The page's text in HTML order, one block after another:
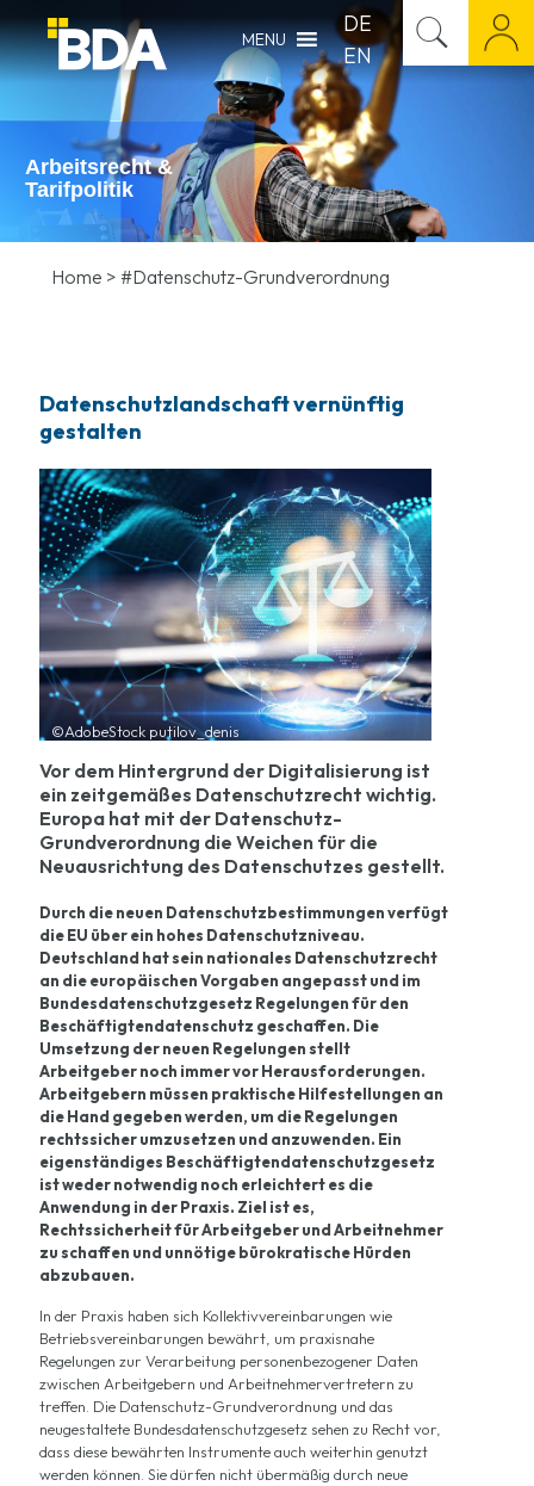
MENU
DE
EN
Arbeitsrecht &
Tarifpolitik
Home > #Datenschutz-Grundverordnung
Datenschutzlandschaft vernünftig
gestalten
©AdobeStock putilov_denis
Vor dem Hintergrund der Digitalisierung ist
ein zeitgemäßes Datenschutzrecht wichtig.
Europa hat mit der Datenschutz-
Grundverordnung die Weichen für die
Neuausrichtung des Datenschutzes gestellt.
Durch die neuen Datenschutzbestimmungen verfügt
die EU über ein hohes Datenschutzniveau.
Deutschland hat sein nationales Datenschutzrecht
an die europäischen Vorgaben angepasst und im
Bundesdatenschutzgesetz Regelungen für den
Beschäftigtendatenschutz geschaffen. Die
Umsetzung der neuen Regelungen stellt
Arbeitgeber noch immer vor Herausforderungen.
Arbeitgebern müssen praktische Hilfestellungen an
die Hand gegeben werden, um die Regelungen
rechtssicher umzusetzen und anzuwenden. Ein
eigenständiges Beschäftigtendatenschutzgesetz
ist weder notwendig noch erleichtert es die
Anwendung in der Praxis. Ziel ist es,
Rechtssicherheit für Arbeitgeber und Arbeitnehmer
zu schaffen und unnötige bürokratische Hürden
abzubauen.
In der Praxis haben sich Kollektivvereinbarungen wie
Betriebsvereinbarungen bewährt, um praxisnahe
Regelungen zur Verarbeitung personenbezogener Daten
zwischen Arbeitgebern und Arbeitnehmervertretern zu
treffen. Die Datenschutz-Grundverordnung und das
neugestaltete Bundesdatenschutzgesetz sehen zu Recht vor,
dass diese bewährten Instrumente auch weiterhin genutzt
werden können. Sie dürfen nicht übermäßig durch neue